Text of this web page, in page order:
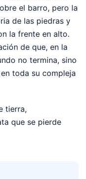
el barro, pero la
de las piedras y
la frente en alto.
de que, en la
no termina, sino
toda su compleja
tierra,
que se pierde